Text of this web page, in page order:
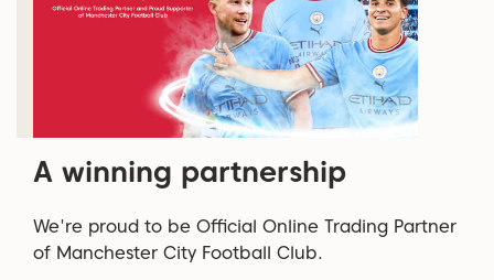
A winning partnership
We're proud to be Official Online Trading Partner
of Manchester City Football Club.